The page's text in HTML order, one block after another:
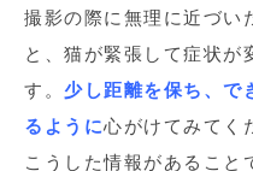
撮影の際に無理に近づい
と、猫が緊張して症状が
す。 少し距離を保ち、で
るように心がけてみてく
こうした情報があること